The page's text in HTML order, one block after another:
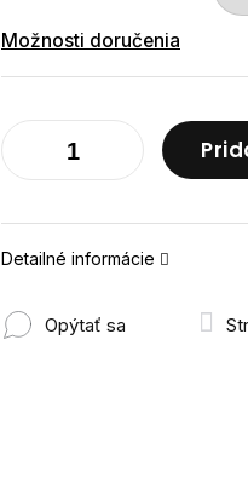
Možnosti doručenia
Detailné informácie
Opýtať sa